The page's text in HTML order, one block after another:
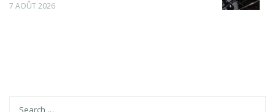
7 AOÛT 2026